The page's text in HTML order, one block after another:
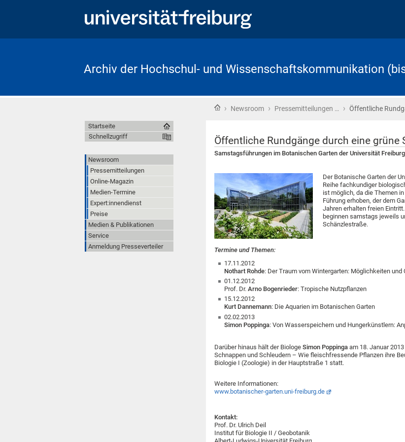
Archiv der Hochschul- und Wissenschaftskommunikation
Startseite
› Newsroom › Pressemitteilungen … › Öffentliche
Öffentliche Rundgänge durch eine grüne
Samstagsführungen im Botanischen Garten der Universität Freiburg
Der Botanische Garten der
Reihe fachkundiger
ist möglich, da die Themen
Führung erhoben, der dem
Jahren erhalten freien
beginnen samstags jeweils
Schänzlestraße.
Termine und Themen:
17.11.2012
Nothart Rohde: Der Traum vom Wintergarten: Möglichkeiten und
01.12.2012
Prof. Dr.Arno Bogenrieder: Tropische Nutzpflanzen
15.12.2012
Kurt Dannemann: Die Aquarien im Botanischen Garten
02.02.2013
Simon Poppinga: Von Wasserspeichern und Hungerkünstlern:
Darüber hinaus hält der Biologe Simon Poppinga am 18. Januar
Schnappen und Schleudern – Wie fleischfressende Pflanzen ihre
Biologie I (Zoologie) in der Hauptstraße 1 statt.
Weitere Informationen:
www.botanischer-garten.uni-freiburg.de
Kontakt:
Prof. Dr. Ulrich Deil
Institut für Biologie II / Geobotanik
Startseite
Schnellzugriff
Newsroom
Pressemitteilungen
Online-Magazin
Medien-Termine
Expert:innendienst
Preise
Medien & Publikationen
Service
Anmeldung Presseverteiler